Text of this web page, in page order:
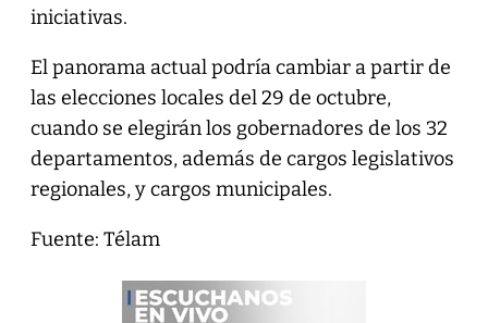
iniciativas.
El panorama actual podría cambiar a partir de
las elecciones locales del 29 de octubre,
cuando se elegirán los gobernadores de los 32
departamentos, además de cargos legislativos
regionales, y cargos municipales.
Fuente: Télam